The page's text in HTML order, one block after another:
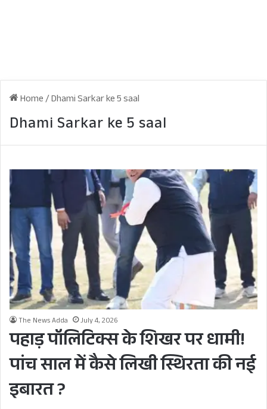
Home/Dhami Sarkar ke 5 saal
Dhami Sarkar ke 5 saal
The News Adda July 4, 2026
पहाड़ पॉलिटिक्स के शिखर पर धामी!
पांच साल में कैसे लिखी स्थिरता की नई
इबारत ?